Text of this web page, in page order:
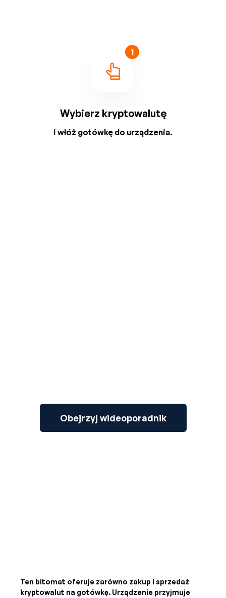
1
Wybierz kryptowalutę
i włóż gotówkę do urządzenia.
Obejrzyj wideoporadnik
Ten bitomat oferuje zarówno zakup i sprzedaż
kryptowalut na gotówkę. Urządzenie przyjmuje